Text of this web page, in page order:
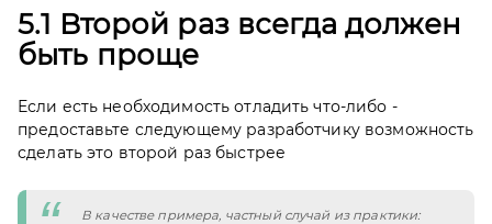
5.1 Второй раз всегда должен
быть проще
Если есть необходимость отладить что-либо -
предоставьте следующему разработчику возможность
сделать это второй раз быстрее
В качестве примера, частный случай из практики: